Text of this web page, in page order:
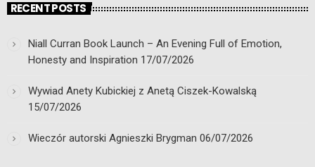
RECENT POSTS
Niall Curran Book Launch – An Evening Full of Emotion,
Honesty and Inspiration 17/07/2026
Wywiad Anety Kubickiej z Anetą Ciszek-Kowalską
15/07/2026
Wieczór autorski Agnieszki Brygman 06/07/2026